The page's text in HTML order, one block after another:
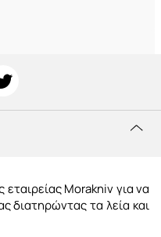
Morakniv για να
διατηρώντας τα λεία και